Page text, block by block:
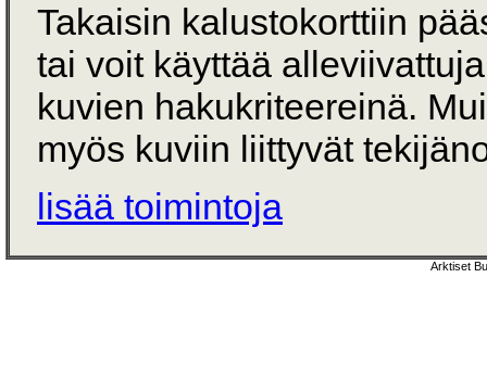
Takaisin kalustokorttiin
tai voit käyttää
kuvien hakukriteereinä.
myös kuviin liittyvät
lisää toimintoja
Arktiset